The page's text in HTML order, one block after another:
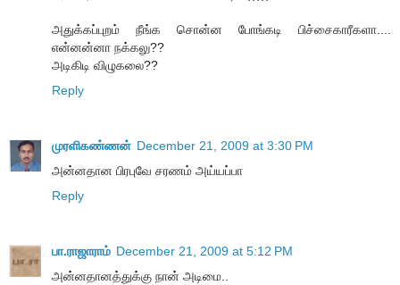
அதுக்கப்புறம் நீங்க சொன்ன போங்கடி பிச்சைகாரீகளா....
என்னன்னா நக்கலு??
அடிகிடி விழுகலை??
Reply
முரளிகண்ணன் December 21, 2009 at 3:30 PM
அன்னதான பிரபுவே சரணம் அய்யப்பா
Reply
பா.ராஜாராம் December 21, 2009 at 5:12 PM
அன்னதானத்துக்கு நான் அடிமை..